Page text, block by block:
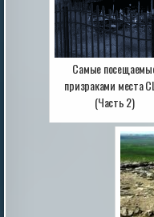
Самые
призраками места
(Часть 2)